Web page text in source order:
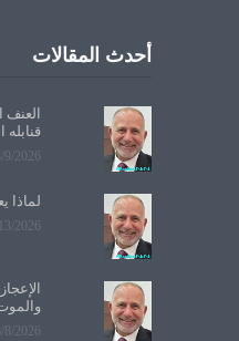
أحدث المقالات
قنابله
8/9/2026 4:11:57 PM
لماذا
2:27:26 PM
2026 6:11:07 PM